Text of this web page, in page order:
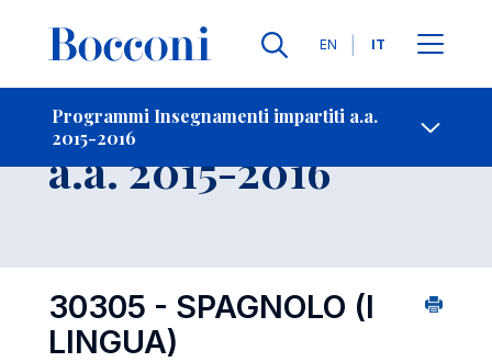
Lingue
EN IT
Programmi Insegnamenti impartiti a.a.
2015-2016
-
Insegnamento
a.a. 2015-2016
30305 - SPAGNOLO (I
LINGUA)